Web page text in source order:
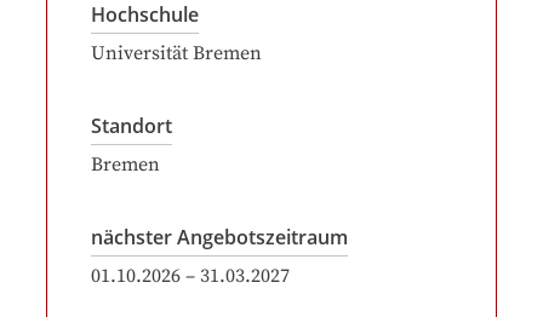
Hochschule
Universität Bremen
Standort
Bremen
nächster Angebotszeitraum
01.10.2026 – 31.03.2027